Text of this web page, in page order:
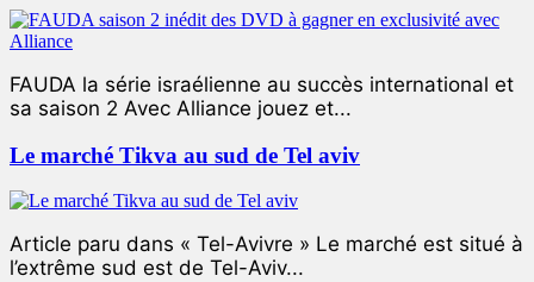
FAUDA la série israélienne au succès international et
sa saison 2 Avec Alliance jouez et...
Le marché Tikva au sud de Tel aviv
Article paru dans « Tel-Avivre » Le marché est situé à
l’extrême sud est de Tel-Aviv...